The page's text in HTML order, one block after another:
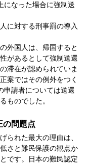
になった場合に強制送
に対する刑事罰の導入
外国人は、帰国すると
があるとして強制送還
滞在が認められていま
案ではその例外をつく
申請者については送還
ものでした。
の問題点
られた最大の理由は、
さと難民保護の観点か
です。日本の難民認定